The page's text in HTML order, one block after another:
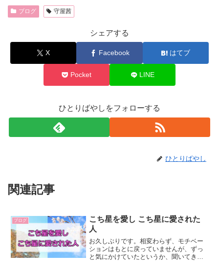
ブログ 守屋茜
シェアする
X Facebook はてブ
Pocket LINE
ひとりばやしをフォローする
ひとりばやし
関連記事
ブログ
こち星を愛し こち星に愛された
人
お久しぶりです。相変わらず、モチベー
ションはもとに戻っていませんが、ずっ
と気にかけていたというか、聞いてきた